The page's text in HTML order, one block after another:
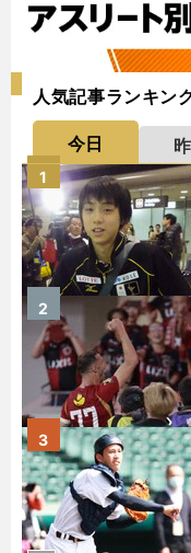
人気記事ランキン
今日
1
2
3